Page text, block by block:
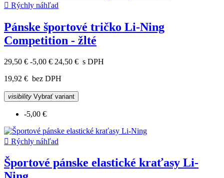
 Rýchly náhľad
Pánske športové tričko Li-Ning
Competition - žlté
29,50 € -5,00 € 24,50 € s DPH
19,92 € bez DPH
visibility Vybrať variant
-5,00 €
 Rýchly náhľad
Športové pánske elastické kraťasy Li-